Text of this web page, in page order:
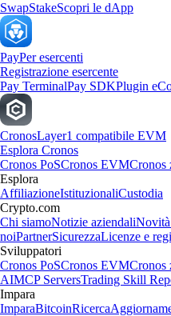
SwapStakeScopri le dApp
PayPer esercenti
Registrazione esercente
Pay TerminalPay SDKPlugin
CronosLayer1 compatibile EVM
Esplora Cronos
Cronos PoSCronos EVM
Esplora
AffiliazioneIstituzionaliCustodia
Crypto.com
Chi siamoNotizie aziendali
noiPartnerSicurezzaLicenze e
Sviluppatori
Cronos PoSCronos EVM
AIMCP ServersTrading Skill
Impara
ImparaBitcoinRicerca